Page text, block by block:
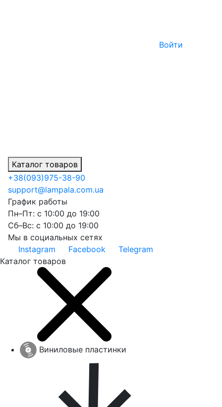
Войти
Каталог товаров
+38(093)975-38-90
support@lampala.com.ua
График работы
Пн–Пт: с 10:00 до 19:00
Сб–Вс: с 10:00 до 19:00
Мы в социальных сетях
Instagram
Facebook
Telegram
Каталог товаров
Виниловые пластинки